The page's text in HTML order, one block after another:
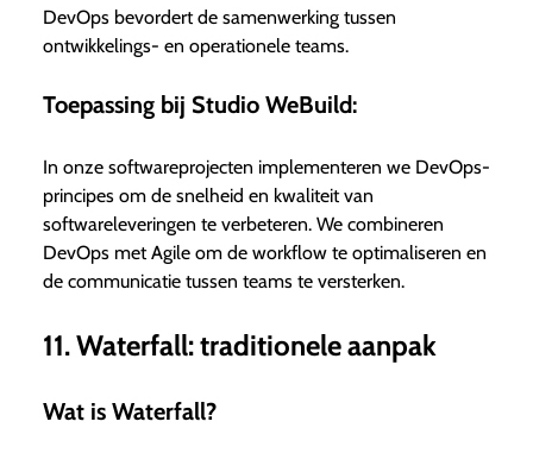
DevOps bevordert de samenwerking tussen
ontwikkelings- en operationele teams.
Toepassing bij Studio WeBuild:
In onze softwareprojecten implementeren we DevOps-
principes om de snelheid en kwaliteit van
softwareleveringen te verbeteren. We combineren
DevOps met Agile om de workflow te optimaliseren en
de communicatie tussen teams te versterken.
11. Waterfall: traditionele aanpak
Wat is Waterfall?